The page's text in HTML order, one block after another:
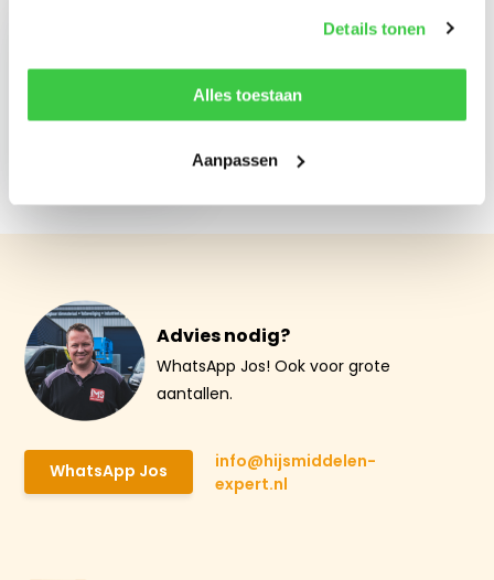
Details tonen
Alles toestaan
Aanpassen
Taats voor Terrier
Advies nodig?
WhatsApp Jos! Ook voor grote
aantallen.
WhatsApp Jos
info@hijsmiddelen-
expert.nl